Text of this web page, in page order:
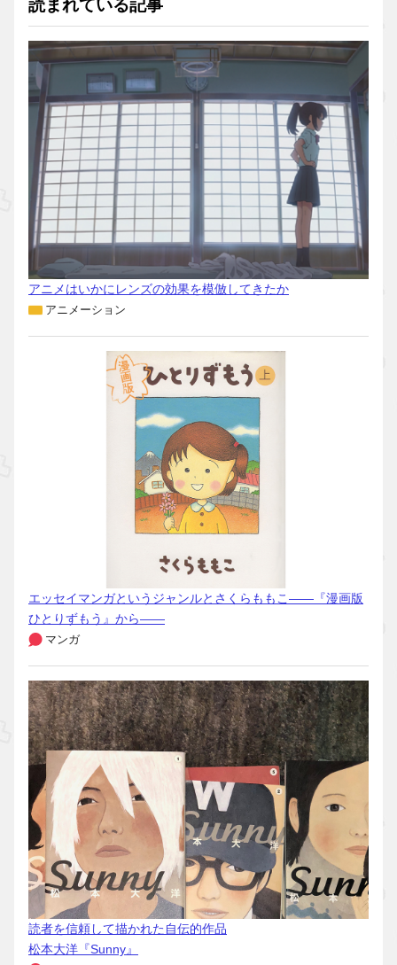
読まれている記事
アニメはいかにレンズの効果を模倣してきたか
アニメーション
エッセイマンガというジャンルとさくらももこ――『漫画版
ひとりずもう』から――
マンガ
読者を信頼して描かれた自伝的作品
松本大洋『Sunny』